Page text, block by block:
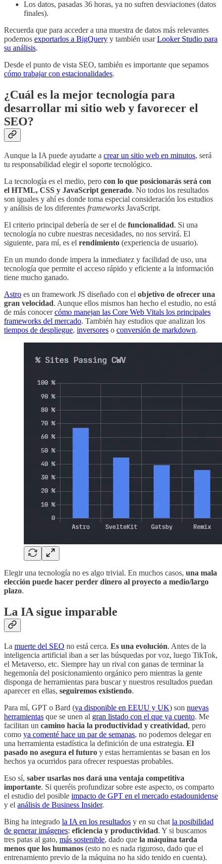
Los datos, pasadas 36 horas, ya no sufren desviaciones (datos
finales).
Recuerda que para acceder a una muestra de datos más relevantes
podemos exportarlos a BigQuery y también usarLooker Studio para
su análisis.
Desde el punto de vista SEO, también es importante que sepamos
cómo trabajar con estacionalidades.
¿Cuál es la mejor tecnología para
desarrollar mi sitio web y favorecer el
SEO?
Aunque la IA puede ayudarte a crear un sitio web en minutos, será
tu responsabilidad elegir el soporte tecnológico.
La tecnología es el medio, pero con lo que posicionarás será con
el HTML, CSS y JavaScript generado. No todos los resultados
son iguales y ahí es donde toma especial consideración los estudios
y análisis de los diferentes frameworks JavaScript.
El criterio principal debería de ser el de funcionalidad. Si una
tecnología no cubre nuestras necesidades, no nos servirá. El
siguiente, para mí, es el rendimiento (experiencia de usuario).
En un mundo donde impera la inmediatez y facilidad de uso, una
tecnología que permite el acceso rápido y eficiente a la información
tiene mucho ganado.
Astro es un framework JS diseñado con el objetivo de ofrecer una
gran velocidad. Aunque ellos mismos han hecho el estudio, no está
de más conocercómo manejan las Core Web Vitals los principales
frameworks del mercado. También hay estudios que analizan los
tiempos de despliegue, inversores o conversión de markdown.
Elegir una tecnología no es algo trivial. En muchos casos, una mala
elección puede hacer perder dinero al proyecto a medio/largo
plazo.
La IA sigue imparable
La muerte del SEO no está cerca. Es una evolución. Antes de la
inteligencia artificial iban a ser las búsquedas por voz, luego TikTok,
el Metaverso, etc. Siempre hay un rival con ganas de terminar la
hegemonía del posicionamiento orgánico pero mientras la gente
disponga de herramientas para buscar y nuestros resultados puedan
aparecer en ellas, seguiremos existiendo.
Para mí, GPT o Bard (ya disponible en EEUU y UK) son nuevas
herramientas que se unen al gran listado con el que ya cuento. Me
facilitan un camino hacia la productividad y creatividad, pero
como ya comenté hace un par de semanas, no podemos delegar en
una herramienta estadística la definición de una estrategia. El
pasado no asegura el futuro y estas herramientas se basan en los
hechos ya ocurridos para ofrecer respuestas probables.
Eso sí, saber usarlas nos dará una ventaja competitiva
importante. Si queréis profundizar sobre este aspecto, os comparto
el estudio del posible impacto de GPT en el mercado estadounidense
y el análisis de Business Insider.
Bing ha integrado la IA en los resultados y en su chat la posibilidad
de generar imágenes: eficiencia y productividad. Y si buscamos
tres patas al gato, más sostenible, dado que la máquina tarda
menos que los humanos (esto no es nada riguroso, dado que el
entrenamiento previo de la máquina no ha sido tenido en cuenta).